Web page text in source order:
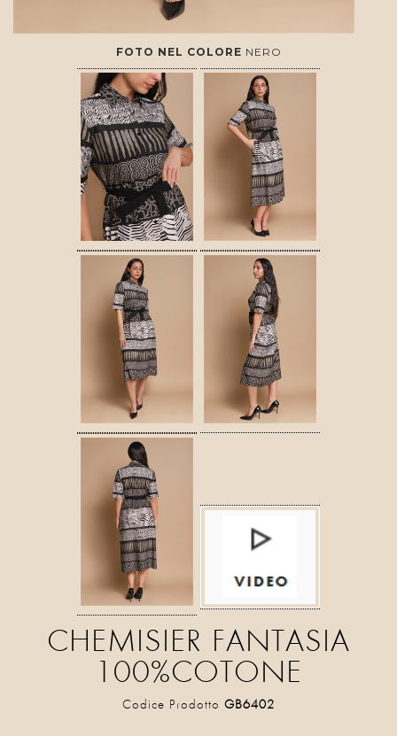
FOTO NEL COLORE NERO
CHEMISIER FANTASIA
100%COTONE
Codice Prodotto GB6402